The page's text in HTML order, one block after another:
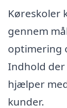
Køreskoler
gennem
optimering
Indhold
hjælper
kunder.